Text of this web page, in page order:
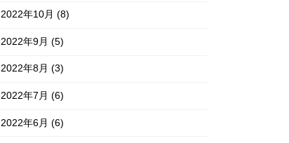
2022年10月 (8)
2022年9月 (5)
2022年8月 (3)
2022年7月 (6)
2022年6月 (6)